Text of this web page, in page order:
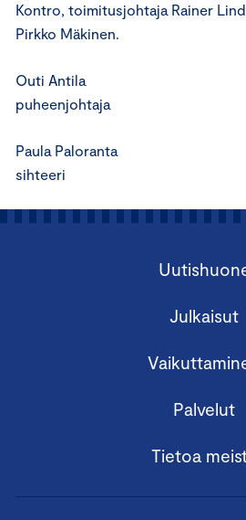
Kontro, toimitusjohtaja Rainer
Pirkko Mäkinen.
Outi Antila
puheenjohtaja
Paula Paloranta
sihteeri
Julkaisut
Palvelut
Tietoa